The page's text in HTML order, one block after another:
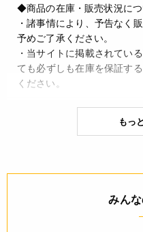
◆商品の在庫・販売状況に
・諸事情により、予告なく
予めご了承ください。
・当サイトに掲載されてい
ても必ずしも在庫を保証す
ください。
もっ
みん